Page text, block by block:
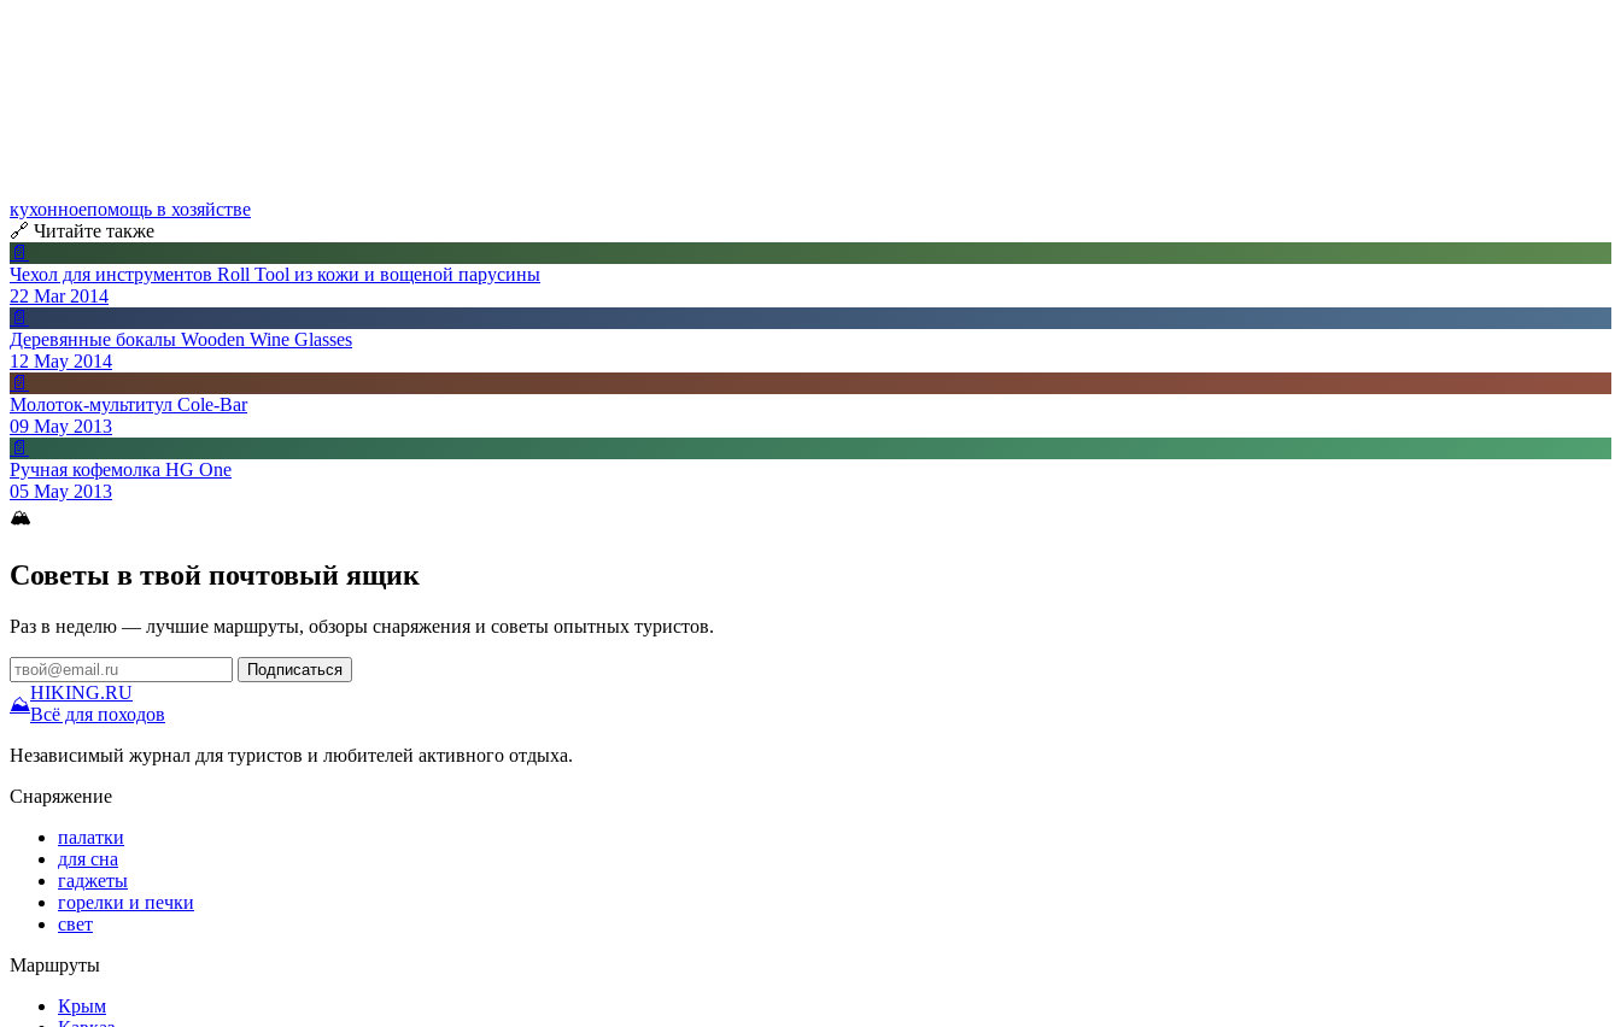
кухонноепомощь в хозяйстве
🔗 Читайте также
📄
Чехол для инструментов Roll Tool из кожи и вощеной парусины
22 Mar 2014
📄
Деревянные бокалы Wooden Wine Glasses
12 May 2014
📄
Молоток-мультитул Cole-Bar
09 May 2013
📄
Ручная кофемолка HG One
05 May 2013
🏔
Советы в твой почтовый ящик
Раз в неделю — лучшие маршруты, обзоры снаряжения и советы опытных туристов.
Подписаться
⛰
HIKING.RU
Всё для походов
Независимый журнал для туристов и любителей активного отдыха.
Снаряжение
палатки
для сна
гаджеты
горелки и печки
свет
Маршруты
Крым